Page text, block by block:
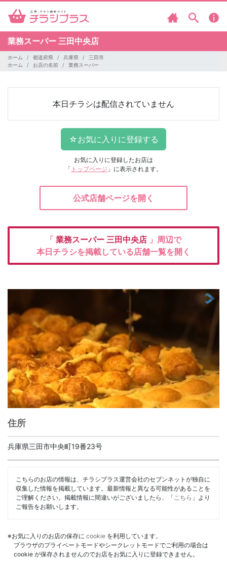
業務スーパー 三田中央店
ホーム 都道府県 兵庫県
三田市
ホーム
お店の名前 業務スーパー
本日チラシは配信されていません
お気に入りに登録したお店は
「 トップページ 」に表示されます。
公式店舗ページを開く
「 業務スーパー 三田中央店 」周辺で
本日チラシを掲載している店舗一覧を開く
住所
兵庫県三田市中央町19番23号
こちらのお店の情報は、チラシプラス運営会社のセブンネットが独自に
収集した情報を掲載しています。最新情報と異なる可能性があることを
ご理解ください。掲載情報に間違いがございましたら、「 こちら 」より
ご報告をお願いします。
※お気に入りのお店の保存に cookie を利用しています。
ブラウザのプライベートモードやシークレットモードでご利用の場合は
cookie が保存されませんのでお店をお気に入りに登録できません。